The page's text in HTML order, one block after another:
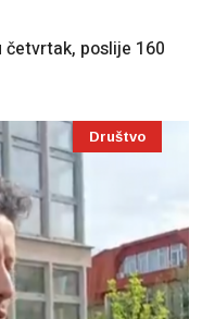
četvrtak, poslije 160
Društvo